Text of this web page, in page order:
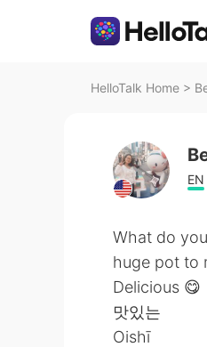
HelloTalk Home >
EN
What do
huge pot to
Delicious 😋
맛있는
Oishī